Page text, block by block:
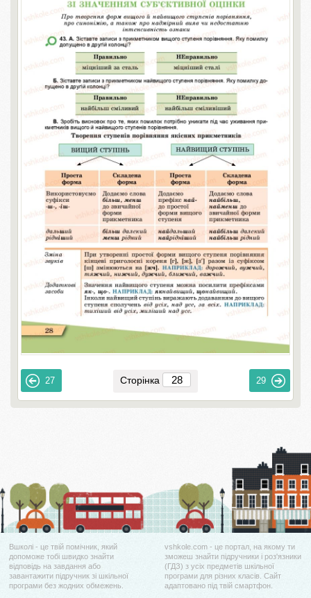
27 Сторінка 29
Вшколі - це твій помічник, який
допоможе тобі швидко знайти
відповідь на завдання або
завантажити підручник зі шкільної
програми без жодних обмежень.
vshkole.com - це портал, на якому ти
зможеш знайти підручники і роз'язники
(ГДЗ) з усіх предметів шкільної
програми для різних класів. Сайт
адаптовано під твій смартфон.